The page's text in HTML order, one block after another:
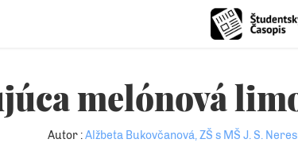
melónová
Autor :Alžbeta Bukovčanová, ZŠ s MŠ J. S.